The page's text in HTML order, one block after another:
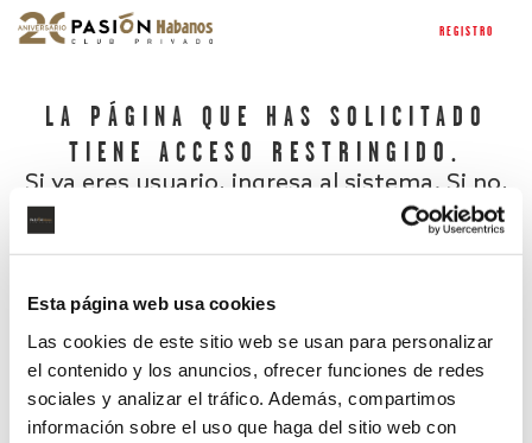
Esta página web usa cookies
Las cookies de este sitio web se usan para personalizar
el contenido y los anuncios, ofrecer funciones de redes
sociales y analizar el tráfico. Además, compartimos
información sobre el uso que haga del sitio web con
REGISTRO
LA PÁGINA QUE HAS SOLICITADO
TIENE ACCESO RESTRINGIDO.
Si ya eres usuario, ingresa al sistema. Si no,